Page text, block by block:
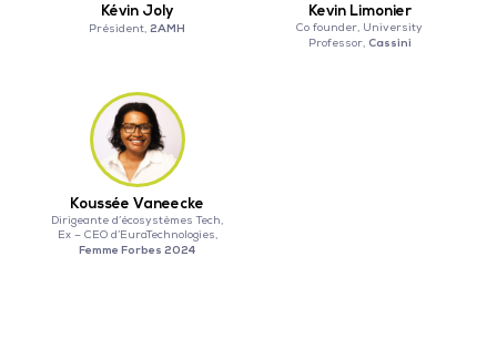
Kévin Joly
Président,2AMH
Kevin Limonier
Co founder, University
Professor, Cassini
Koussée Vaneecke
Dirigeante d’écosystèmes Tech,
Ex – CEO d’EuraTechnologies,
Femme Forbes 2024